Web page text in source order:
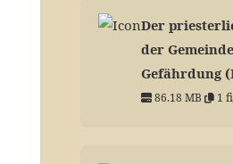
Der
der
Gefährdung
86.18 MB 1